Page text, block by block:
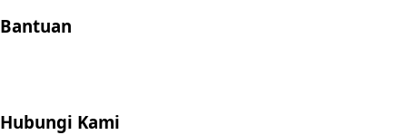
Bantuan
Hubungi Kami